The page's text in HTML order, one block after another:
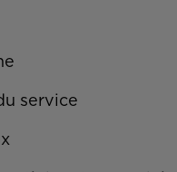
service